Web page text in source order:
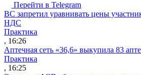
Перейти в Telegram
ВС запретил уравнивать цены
НДС
Практика
, 16:26
Аптечная сеть «36,6» выкупила 83
Практика
, 16:25